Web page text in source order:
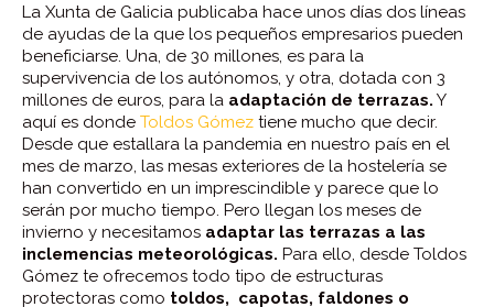
La Xunta de Galicia publicaba hace unos días dos líneas
de ayudas de la que los pequeños empresarios pueden
beneficiarse. Una, de 30 millones, es para la
supervivencia de los autónomos, y otra, dotada con 3
millones de euros, para la adaptación de terrazas. Y
aquí es donde Toldos Gómez tiene mucho que decir.
Desde que estallara la pandemia en nuestro país en el
mes de marzo, las mesas exteriores de la hostelería se
han convertido en un imprescindible y parece que lo
serán por mucho tiempo. Pero llegan los meses de
invierno y necesitamos adaptar las terrazas a las
inclemencias meteorológicas. Para ello, desde Toldos
Gómez te ofrecemos todo tipo de estructuras
protectoras como toldos, capotas, faldones o